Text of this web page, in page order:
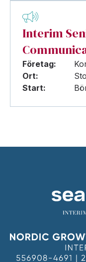
Interim
Företag:
Ort:
Start: